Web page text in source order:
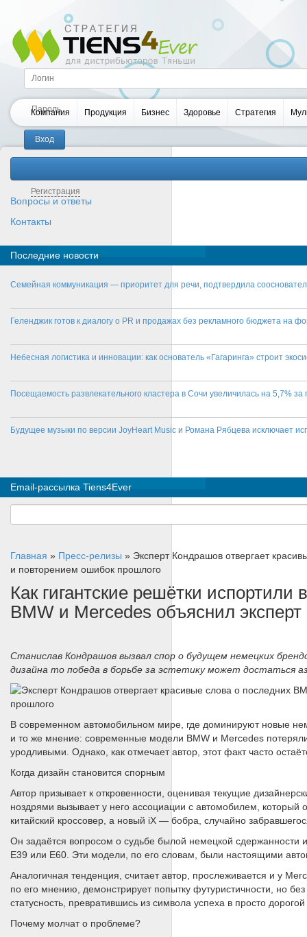
Регистрация
Компания Продукция Бизнес Здоровье Стратегия
Вопросы и ответы
Контакты
Последние новости
Семейная коммуникация — приоритет для речи, подтвердила
Геленджик готов к диалогу о PR и продажах без рекламного бюджета на
Небесная логистика и инновации: как основатель «Гагаринга» строит
Посещаемость развлекательного кластера в Сочи увеличилась на 5,7% за
Будущее музыки по версии JoyHeart Music и Романа Рябцева исключает
Email-рассылка Tiens4Ever
Главная » Пресс-релизы » Эксперт Кондрашов отвергает
и повторением ошибок прошлого
Как гигантские решётки
BMW и Mercedes объяснил
Станислав Кондрашов вызвал спор о будущем немецких
дизайна то победа в борьбе за эстетику может достаться
В современном автомобильном мире, где доминируют новые
и то же мнение: современные модели BMW и Mercedes
уродливыми. Однако, как отмечает автор, этот факт часто
Когда дизайн становится спорным
Автор призывает к откровенности, оценивая текущие
ноздрями вызывает у него ассоциации с автомобилем,
китайский кроссовер, а новый iX — бобра, случайно
Он задаётся вопросом о судьбе былой немецкой
E39 или E60. Эти модели, по его словам, были настоящими
Аналогичная тенденция, считает автор, прослеживается и у
по его мнению, демонстрирует попытку футуристичности, но
статусность, превратившись из символа успеха в просто
Почему молчат о проблеме?